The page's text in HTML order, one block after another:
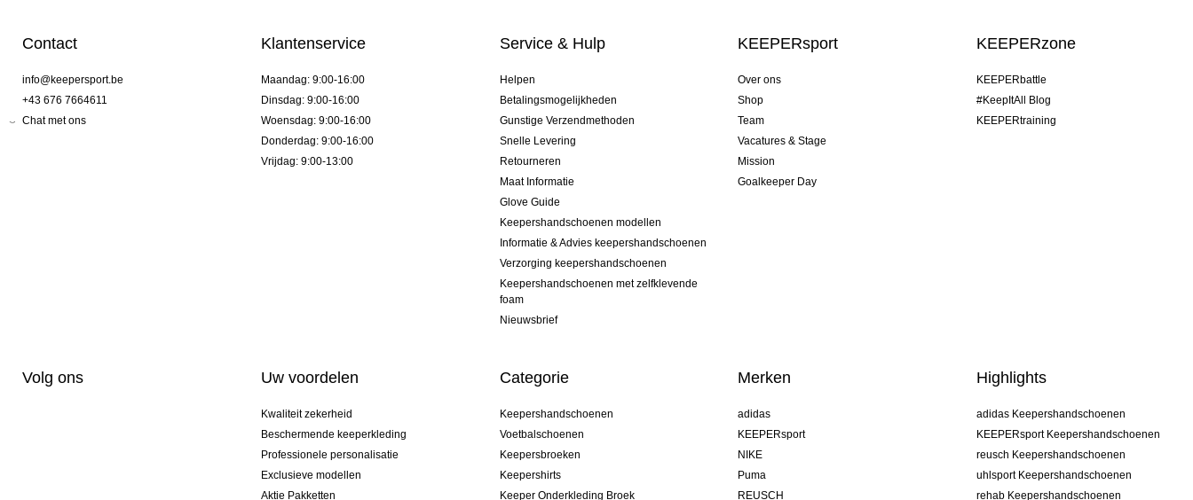
Contact
info@keepersport.be
+43 676 7664611
Chat met ons
Klantenservice
Maandag: 9:00-16:00
Dinsdag: 9:00-16:00
Woensdag: 9:00-16:00
Donderdag: 9:00-16:00
Vrijdag: 9:00-13:00
Service & Hulp
Helpen
Betalingsmogelijkheden
Gunstige Verzendmethoden
Snelle Levering
Retourneren
Maat Informatie
Glove Guide
Keepershandschoenen modellen
Informatie & Advies keepershandschoenen
Verzorging keepershandschoenen
Keepershandschoenen met zelfklevende
foam
Nieuwsbrief
KEEPERsport
Over ons
Shop
Team
Vacatures & Stage
Mission
Goalkeeper Day
KEEPERzone
KEEPERbattle
#KeepItAll Blog
KEEPERtraining
Volg ons Uw voordelen
Kwaliteit zekerheid
Beschermende keeperkleding
Professionele personalisatie
Exclusieve modellen
Aktie Pakketten
Categorie
Keepershandschoenen
Voetbalschoenen
Keepersbroeken
Keepershirts
Keeper Onderkleding Broek
Merken
adidas
KEEPERsport
NIKE
Puma
REUSCH
Highlights
adidas Keepershandschoenen
KEEPERsport Keepershandschoenen
reusch Keepershandschoenen
uhlsport Keepershandschoenen
rehab Keepershandschoenen